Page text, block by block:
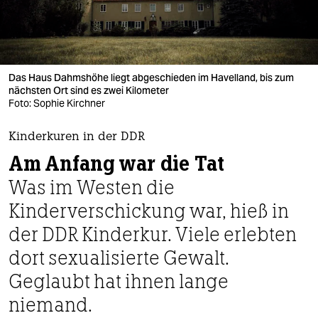
gesellschaft
kultur
sport
nord
wahrheit
verlag
verlag
veranstaltungen
shop
Das Haus Dahmshöhe liegt abgeschieden im Havelland, bis zum
nächsten Ort sind es zwei Kilometer
Foto: Sophie Kirchner
Kinderkuren in der DDR
Am Anfang war die Tat
Was im Westen die
Kinderverschickung war, hieß in
der DDR Kinderkur. Viele erlebten
dort sexualisierte Gewalt.
Geglaubt hat ihnen lange
niemand.